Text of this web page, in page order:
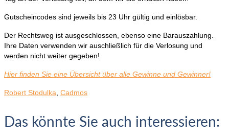
Gutscheincodes sind jeweils bis 23 Uhr gültig und einlösbar.
Der Rechtsweg ist ausgeschlossen, ebenso eine Barauszahlung.
Ihre Daten verwenden wir auschließlich für die Verlosung und
werden nicht weiter gegeben!
Hier finden Sie eine Übersicht über alle Gewinne und Gewinner!
Robert Stodulka Cadmos
Das könnte Sie auch interessieren: